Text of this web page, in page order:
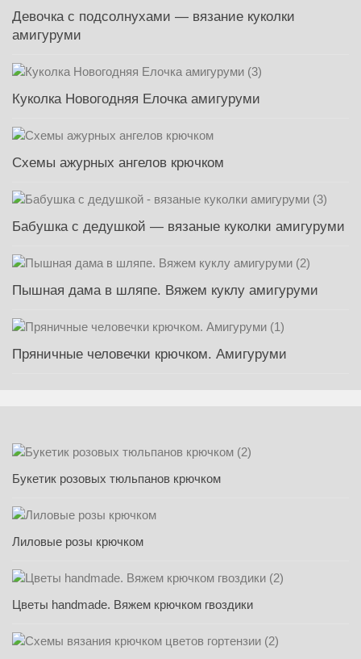
Девочка с подсолнухами — вязание куколки
амигуруми
Куколка Новогодняя Елочка амигуруми
Схемы ажурных ангелов крючком
Бабушка с дедушкой — вязаные куколки амигуруми
Пышная дама в шляпе. Вяжем куклу амигуруми
Пряничные человечки крючком. Амигуруми
Букетик розовых тюльпанов крючком
Лиловые розы крючком
Цветы handmade. Вяжем крючком гвоздики